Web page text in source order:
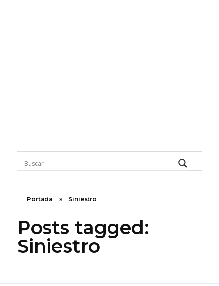
Portada » Siniestro
Posts tagged:
Siniestro